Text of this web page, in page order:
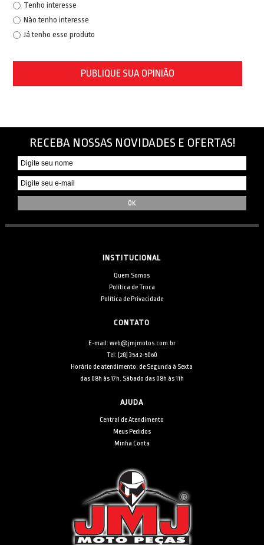
Tenho interesse
Não tenho interesse
Já tenho esse produto
PUBLIQUE SUA OPINIÃO
RECEBA NOSSAS NOVIDADES E OFERTAS!
INSTITUCIONAL
Quem Somos
Política de Troca
Política de Privacidade
CONTATO
E-mail: web@jmjmotos.com.br
Tel: [28] 3542-5060
Horário de atendimento: de Segunda à Sexta
das 08h às 17h. Sábado das 08h às 11h
AJUDA
Central de Atendimento
Meus Pedidos
Minha Conta